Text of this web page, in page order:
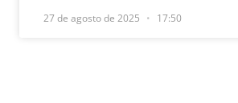
27 de agosto de 2025 17:50